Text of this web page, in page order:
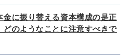
金に振り替える資本構成の是正
どのようなことに注意すべきで